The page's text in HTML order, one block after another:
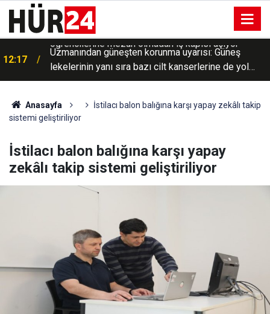
12:17
Uzmanından güneşten korunma uyarısı: Güneş
lekelerinin yanı sıra bazı cilt kanserlerine de yol
açabilir
Anasayfa
İstilacı balon balığına karşı yapay zekâlı takip
sistemi geliştiriliyor
İstilacı balon balığına karşı yapay
zekâlı takip sistemi geliştiriliyor